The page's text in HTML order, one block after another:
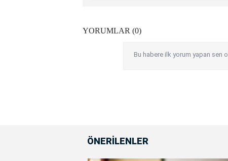
YORUMLAR (0)
Bu habere ilk yorum yapan sen ol.
ÖNERİLENLER